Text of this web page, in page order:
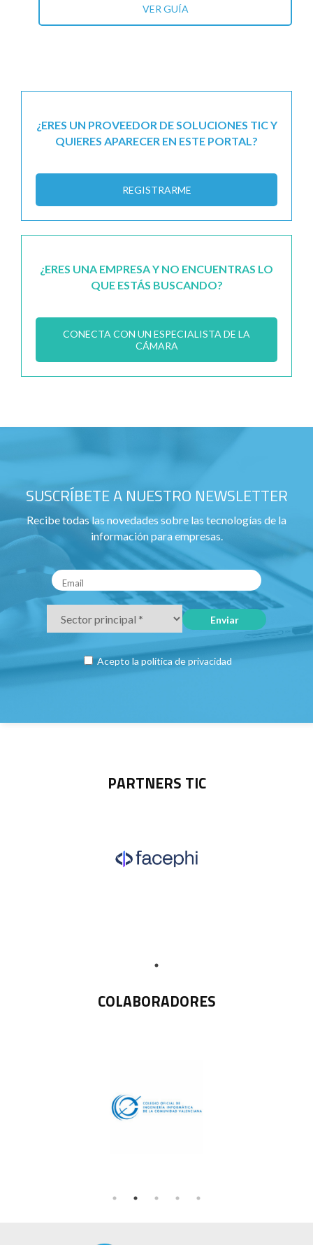
VER GUÍA
¿ERES UN PROVEEDOR DE SOLUCIONES TIC Y
QUIERES APARECER EN ESTE PORTAL?
REGISTRARME
¿ERES UNA EMPRESA Y NO ENCUENTRAS LO
QUE ESTÁS BUSCANDO?
CONECTA CON UN ESPECIALISTA DE LA
CÁMARA
SUSCRÍBETE A NUESTRO NEWSLETTER
Recibe todas las novedades sobre las tecnologías de la
información para empresas.
Acepto la política de privacidad
PARTNERS TIC
COLABORADORES